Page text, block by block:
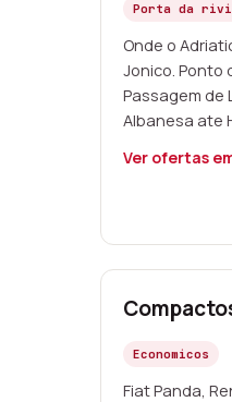
Porta da
Onde o
Jonico. Ponto
Passagem de
Albanesa ate
Ver ofertas
Economicos
Fiat Panda,